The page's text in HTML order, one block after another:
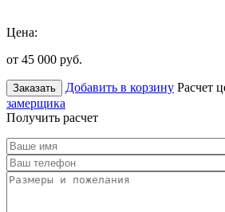
Цена:
от 45 000 руб.
Заказать Добавить в корзину Расчет
замерщика
Получить расчет